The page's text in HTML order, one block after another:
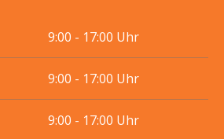
9:00 - 17:00 Uhr
9:00 - 17:00 Uhr
9:00 - 17:00 Uhr